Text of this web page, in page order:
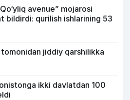
avenue” mojarosi
bildirdi: qurilish ishlarining 53
jiddiy qarshilikka
ikki davlatdan 100